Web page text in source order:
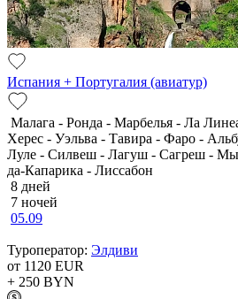
Испания + Португалия (авиатур)
Малага - Ронда - Марбелья - Ла
Херес - Уэльва - Тавира - Фаро -
Луле - Силвеш - Лагуш - Сагреш -
да-Капарика - Лиссабон
8 дней
7 ночей
05.09
Туроператор: Элдиви
от 1120 EUR
+ 250 BYN